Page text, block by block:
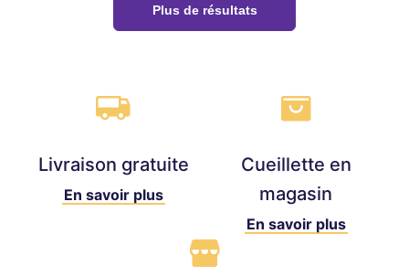
Plus de résultats
Livraison gratuite
En savoir plus
Cueillette en
magasin
En savoir plus